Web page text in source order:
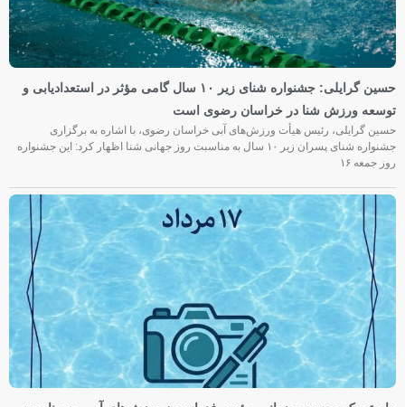
حسین گرایلی: جشنواره شنای زیر ۱۰ سال گامی مؤثر در استعدادیابی و
توسعه ورزش شنا در خراسان رضوی است
حسین گرایلی، رئیس هیأت ورزش‌های آبی خراسان رضوی، با اشاره به برگزاری
جشنواره شنای پسران زیر ۱۰ سال به مناسبت روز جهانی شنا اظهار کرد: این جشنواره
روز جمعه‌ ۱۶